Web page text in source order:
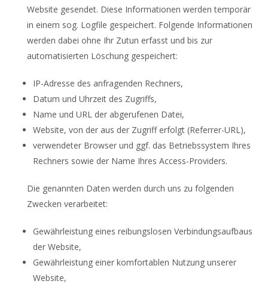
Website gesendet. Diese Informationen werden temporär
in einem sog. Logfile gespeichert. Folgende Informationen
werden dabei ohne Ihr Zutun erfasst und bis zur
automatisierten Löschung gespeichert:
IP-Adresse des anfragenden Rechners,
Datum und Uhrzeit des Zugriffs,
Name und URL der abgerufenen Datei,
Website, von der aus der Zugriff erfolgt (Referrer-URL),
verwendeter Browser und ggf. das Betriebssystem Ihres
Rechners sowie der Name Ihres Access-Providers.
Die genannten Daten werden durch uns zu folgenden
Zwecken verarbeitet:
Gewährleistung eines reibungslosen Verbindungsaufbaus
der Website,
Gewährleistung einer komfortablen Nutzung unserer
Website,